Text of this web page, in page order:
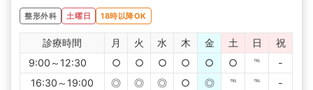
整形外科 土曜日 18時以降OK
診療時間 月 火 水 木 金 土 日
祝
9:00～12:30
○ ○ ○ ○ ○ ○ ℡
-
16:30～19:00
◎ ◎ ◎ ○ ◎ ℡ ℡ -